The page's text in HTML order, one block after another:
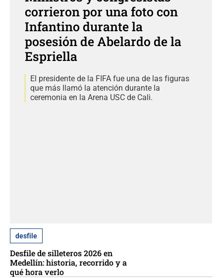
corrieron por una foto con
Infantino durante la
posesión de Abelardo de la
Espriella
El presidente de la FIFA fue una de las figuras
que más llamó la atención durante la
ceremonia en la Arena USC de Cali.
desfile
Desfile de silleteros 2026 en
Medellín: historia, recorrido y a
qué hora verlo